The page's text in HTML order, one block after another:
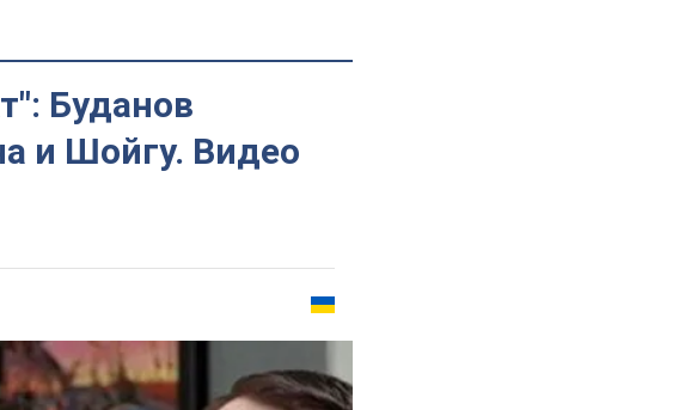
Буданов
и Шойгу. Видео